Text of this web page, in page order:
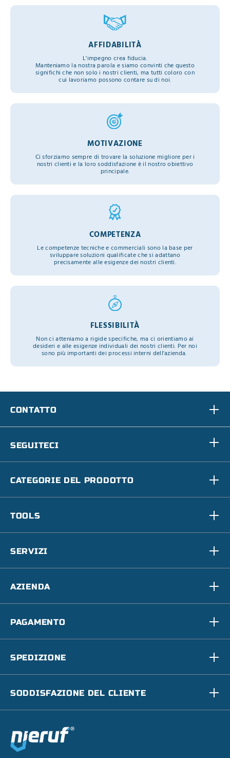
AFFIDABILITÀ
L'impegno crea fiducia.
Manteniamo la nostra parola e siamo convinti che questo
significhi che non solo i nostri clienti, ma tutti coloro con
cui lavoriamo possono contare su di noi.
MOTIVAZIONE
Ci sforziamo sempre di trovare la soluzione migliore per i
nostri clienti e la loro soddisfazione è il nostro obiettivo
principale.
COMPETENZA
Le competenze tecniche e commerciali sono la base per
sviluppare soluzioni qualificate che si adattano
precisamente alle esigenze dei nostri clienti.
FLESSIBILITÀ
Non ci atteniamo a rigide specifiche, ma ci orientiamo ai
desideri e alle esigenze individuali dei nostri clienti. Per noi
sono più importanti dei processi interni dell'azienda.
CONTATTO
SEGUITECI
CATEGORIE DEL PRODOTTO
TOOLS
SERVIZI
AZIENDA
PAGAMENTO
SPEDIZIONE
SODDISFAZIONE DEL CLIENTE